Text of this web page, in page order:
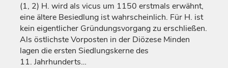
(1, 2) H. wird als vicus um 1150 erstmals erwähnt,
eine ältere Besiedlung ist wahrscheinlich. Für H. ist
kein eigentlicher Gründungsvorgang zu erschließen.
Als östlichste Vorposten in der Diözese Minden
lagen die ersten Siedlungskerne des
11. Jahrhunderts…